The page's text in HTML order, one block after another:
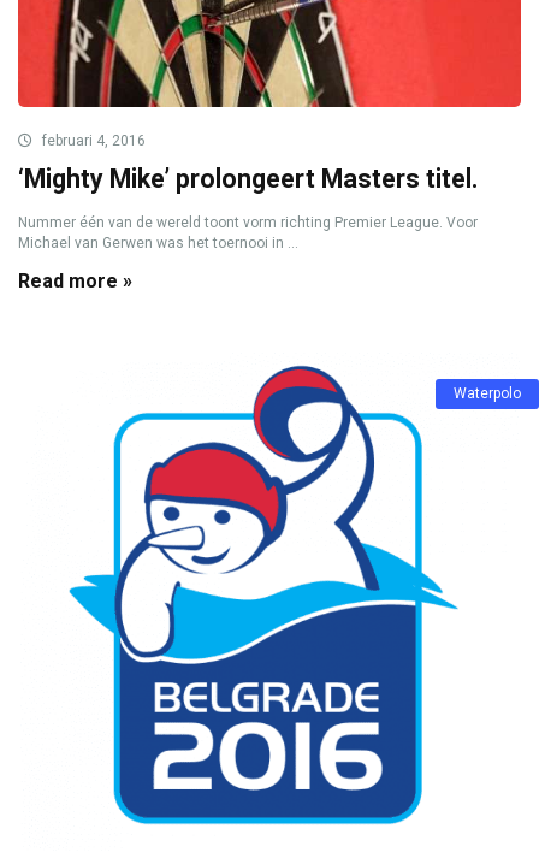
februari 4, 2016
‘Mighty Mike’ prolongeert Masters titel.
Nummer één van de wereld toont vorm richting Premier League. Voor
Michael van Gerwen was het toernooi in ...
Read more »
Waterpolo